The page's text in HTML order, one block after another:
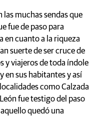
las muchas sendas que
fue de paso para
en cuanto a la riqueza
suerte de ser cruce de
y viajeros de toda índole
en sus habitantes y así
como Calzada
fue testigo del paso
quedó una